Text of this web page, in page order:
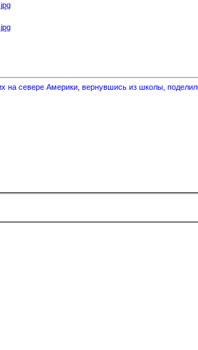
севере Америки, вернувшись из школы,